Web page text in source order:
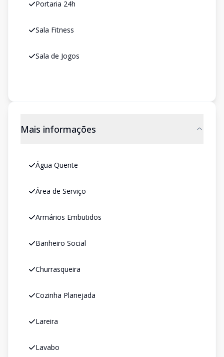
Portaria 24h
Sala Fitness
Sala de Jogos
Mais informações
Água Quente
Área de Serviço
Armários Embutidos
Banheiro Social
Churrasqueira
Cozinha Planejada
Lareira
Lavabo